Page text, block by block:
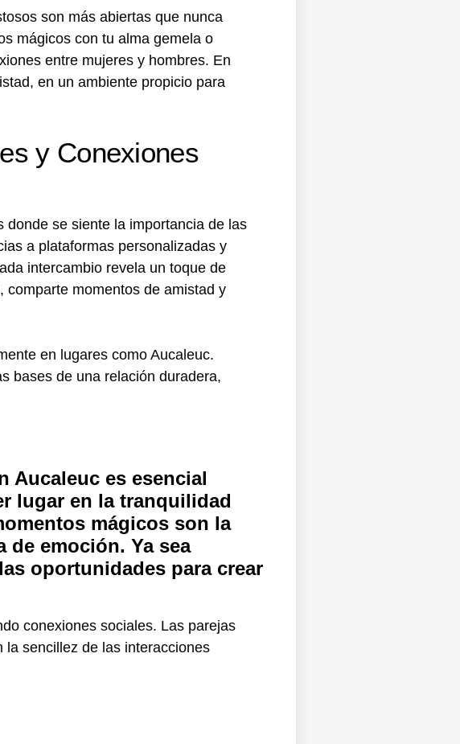
son más abiertas que nunca
mágicos con tu alma gemela o
entre mujeres y hombres. En
en un ambiente propicio para
y Conexiones
se siente la importancia de las
a plataformas personalizadas y
intercambio revela un toque de
comparte momentos de amistad y
Aucaleuc es esencial
lugar en la tranquilidad
mágicos son la
emoción. Ya sea
oportunidades para crear
conexiones sociales. Las parejas
sencillez de las interacciones